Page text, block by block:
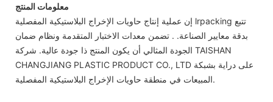
معلومات المنتج
إن عملية إنتاج حاويات الإخراج البلاستيكية المفصلية lrpacking تتبع
بدقة معايير الصناعة. . تضمن معدات الاختبار المتقدمة ونظام ضمان
الجودة المثالي أن يكون المنتج ذا جودة عالية. شركة TAISHAN
CHANGJIANG PLASTIC PRODUCT CO., LTD على دراية بشبكة
المبيعات في منطقة حاويات الإخراج البلاستيكية المفصلية.